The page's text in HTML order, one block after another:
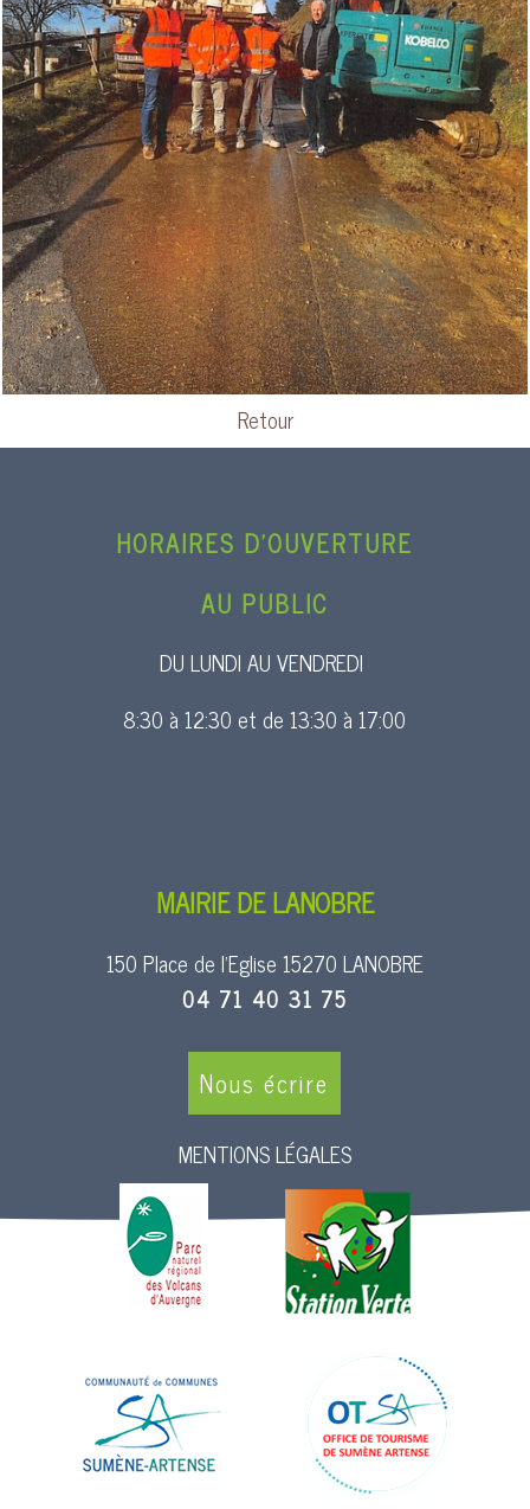
Retour
HORAIRES D’OUVERTURE
AU PUBLIC
DU LUNDI AU VENDREDI
8:30 à 12:30 et de 13:30 à 17:00
MAIRIE DE LANOBRE
150 Place de l’Eglise 15270 LANOBRE
04 71 40 31 75
Nous écrire
MENTIONS LÉGALES